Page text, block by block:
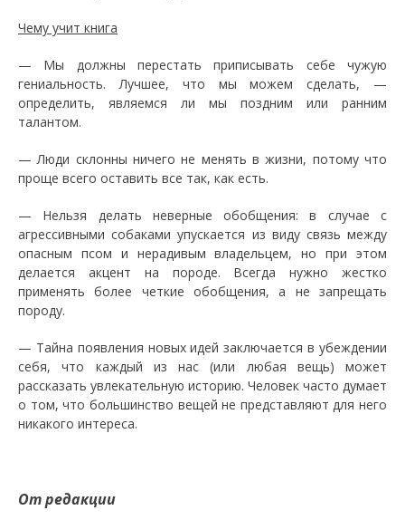
Чему учит книга
— Мы должны перестать приписывать себе чужую
гениальность. Лучшее, что мы можем сделать, —
определить, являемся ли мы поздним или ранним
талантом.
— Люди склонны ничего не менять в жизни, потому что
проще всего оставить все так, как есть.
— Нельзя делать неверные обобщения: в случае с
агрессивными собаками упускается из виду связь между
опасным псом и нерадивым владельцем, но при этом
делается акцент на породе. Всегда нужно жестко
применять более четкие обобщения, а не запрещать
породу.
— Тайна появления новых идей заключается в убеждении
себя, что каждый из нас (или любая вещь) может
рассказать увлекательную историю. Человек часто думает
о том, что большинство вещей не представляют для него
никакого интереса.
От редакции